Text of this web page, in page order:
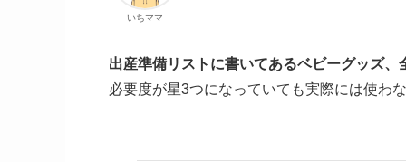
いちママ
出産準備リストに書いてあるベビーグッズ
必要度が星3つになっていても実際には使わ